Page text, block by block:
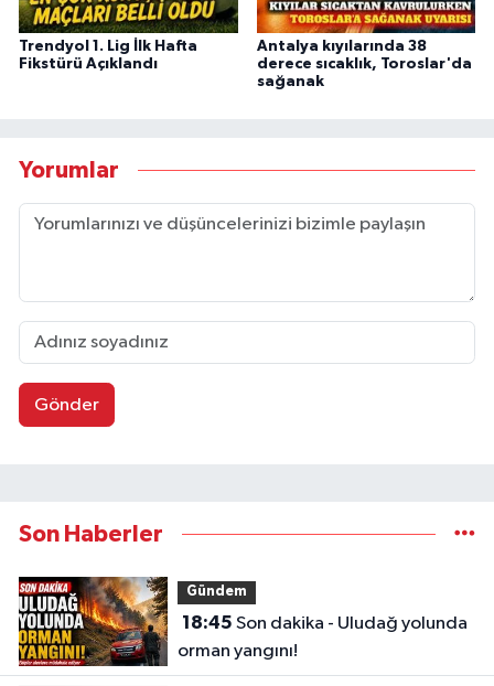
Trendyol 1. Lig İlk Hafta
Fikstürü Açıklandı
Antalya kıyılarında 38
derece sıcaklık, Toroslar'da
sağanak
Yorumlar
Gönder
Son Haberler
Gündem
18:45
orman yangını!